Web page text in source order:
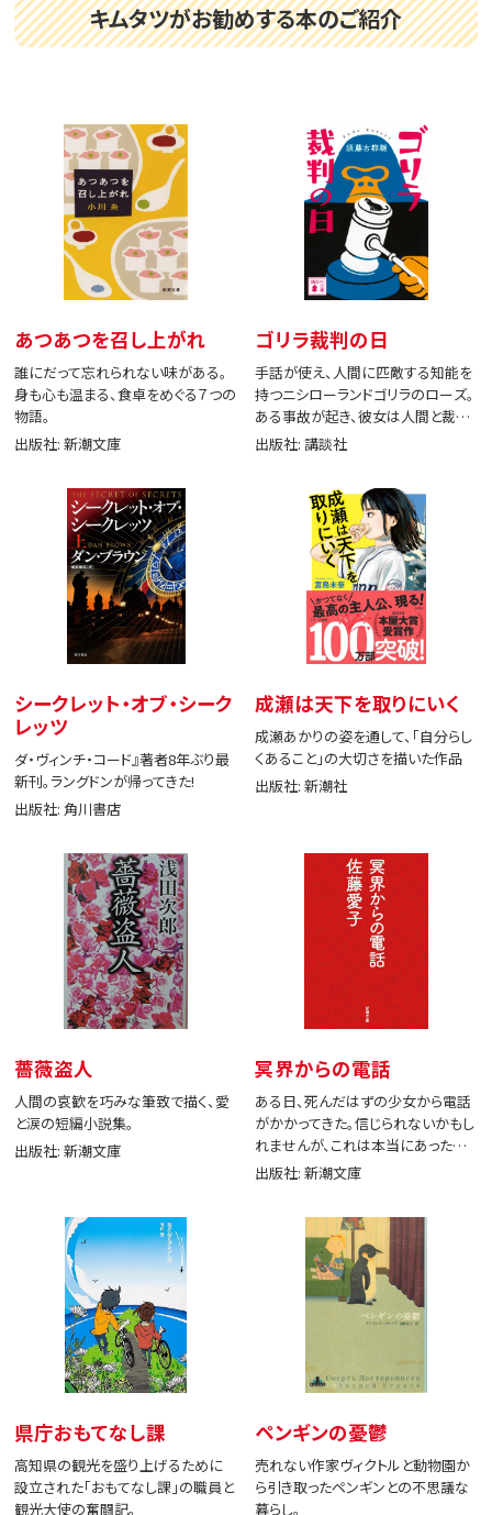
キムタツがお勧めする本のご紹介
あつあつを召し上がれ
誰にだって忘れられない味がある。
身も心も温まる、食卓をめぐる７つの
物語。
出版社: 新潮文庫
ゴリラ裁判の日
手話が使え、人間に匹敵する知能を
持つニシローランドゴリラのローズ。
ある事故が起き、彼女は人間と裁判
で闘う。
出版社: 講談社
シークレット・オブ・シーク
レッツ
ダ・ヴィンチ・コード』著者8年ぶり最
新刊。ラングドンが帰ってきた!
出版社: 角川書店
成瀬は天下を取りにいく
成瀬あかりの姿を通して、「自分らし
くあること」の大切さを描いた作品
出版社: 新潮社
薔薇盗人
人間の哀歓を巧みな筆致で描く、愛
と涙の短編小説集。
出版社: 新潮文庫
冥界からの電話
ある日、死んだはずの少女から電話
がかかってきた。信じられないかもし
れませんが、これは本当にあった出
来事です。
出版社: 新潮文庫
県庁おもてなし課
高知県の観光を盛り上げるために
設立された「おもてなし課」の職員と
観光大使の奮闘記。
ペンギンの憂鬱
売れない作家ヴィクトルと動物園か
ら引き取ったペンギンとの不思議な
暮らし。